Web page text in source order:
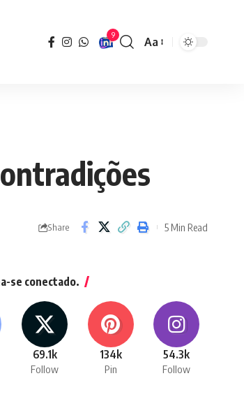
9
Font
Aa
Share 5 Min Read
se conectado.
69.1k
Follow
134k
Pin
54.3k
Follow